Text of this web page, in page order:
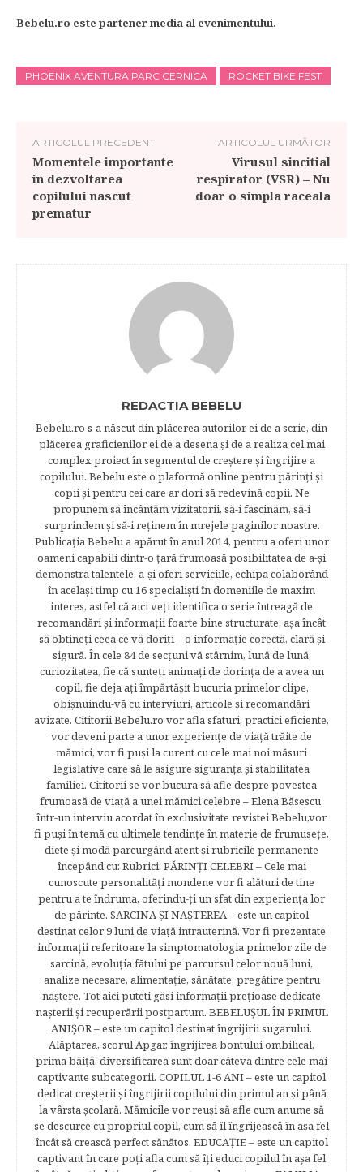
Bebelu.ro este partener media al evenimentului.
PHOENIX AVENTURA PARC CERNICA ROCKET BIKE FEST
ARTICOLUL PRECEDENT
Momentele importante
in dezvoltarea
copilului nascut
prematur
ARTICOLUL URMĂTOR
Virusul sincitial
respirator (VSR) – Nu
doar o simpla raceala
REDACTIA BEBELU
Bebelu.ro s-a născut din plăcerea autorilor ei de a scrie, din
plăcerea graficienilor ei de a desena şi de a realiza cel mai
complex proiect în segmentul de creştere şi îngrijire a
copilului. Bebelu este o plaformă online pentru părinţi şi
copii şi pentru cei care ar dori să redevină copii. Ne
propunem să încântăm vizitatorii, să-i fascinăm, să-i
surprindem şi să-i reţinem în mrejele paginilor noastre.​
Publicația Bebelu a apărut în anul 2014, pentru a oferi unor
oameni capabili dintr-o ţară frumoasă posibilitatea de a-şi
demonstra talentele, a-şi oferi serviciile, echipa colaborând
în acelaşi timp cu 16 specialişti în domeniile de maxim
interes, astfel că aici veţi identifica o serie întreagă de
recomandări şi informaţii foarte bine structurate, aşa încât
să obtineţi ceea ce vă doriţi – o informaţie corectă, clară şi
sigură. În cele 84 de secțuni vă stârnim, lună de lună,
curiozitatea, fie că sunteţi animaţi de dorinţa de a avea un
copil, fie deja aţi împărtăşit bucuria primelor clipe,
obişnuindu-vă cu interviuri, articole şi recomandări
avizate. Cititorii Bebelu.ro vor afla sfaturi, practici eficiente,
vor deveni parte a unor experienţe de viaţă trăite de
mămici, vor fi puşi la curent cu cele mai noi măsuri
legislative care să le asigure siguranţa şi stabilitatea
familiei. Cititorii se vor bucura să afle despre povestea
frumoasă de viață a unei mămici celebre – Elena Băsescu,
într-un interviu acordat în exclusivitate revistei Bebelu,vor
fi puşi în temă cu ultimele tendinţe în materie de frumuseţe,
diete şi modă parcurgând atent şi rubricile permanente
începând cu: Rubrici: PĂRINŢI CELEBRI – Cele mai
cunoscute personalităţi mondene vor fi alături de tine
pentru a te îndruma, oferindu-ţi un sfat din experienţa lor
de părinte. SARCINA ŞI NAŞTEREA – este un capitol
destinat celor 9 luni de viaţă intrauterină. Vor fi prezentate
informaţii referitoare la simptomatologia primelor zile de
sarcină, evoluţia fătului pe parcursul celor nouă luni,
analize necesare, alimentaţie, sănătate, pregătire pentru
naştere. Tot aici puteti găsi informaţii preţioase dedicate
naşterii şi recuperării postpartum. BEBELUŞUL ÎN PRIMUL
ANIŞOR – este un capitol destinat îngrijirii sugarului.
Alăptarea, scorul Apgar, îngrijirea bontului ombilical,
prima băiţă, diversificarea sunt doar câteva dintre cele mai
captivante subcategorii. COPILUL 1-6 ANI – este un capitol
dedicat creşterii şi îngrijirii copilului din primul an şi până
la vârsta şcolară. Mămicile vor reuşi să afle cum anume să
se descurce cu propriul copil, cum să îl îngrijească în aşa fel
încât să crească perfect sănătos. EDUCAŢIE – este un capitol
captivant în care poţi afla cum să îţi educi copilul în aşa fel